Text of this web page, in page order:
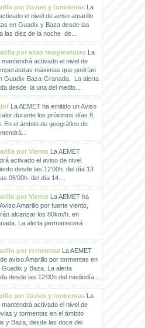
por lluvias y tormentasLa
el nivel de aviso amarillo
en Guadix y Baza desde las
las diez de la noche de...
por altas temperaturasLa
activado el nivel de
máximas que podrían
Guadix-Baza-Granada. La alerta
desde la una del medio...
La AEMET ha emitido un Aviso
durante los próximos días 8,
En el ámbito de geográfico de
por VientoLa AEMET
activado el aviso de nivel
desde las 12'00h. del día 13
06'00h. del día 14....
por VientoLa AEMET ha
Amarillo por fuerte viento,
alcanzar los 80km/h. en
La alerta permanecerá
por tormentasLa AEMET
aviso Amarillo por tormentas en
y Baza. La alerta
desde las 12'00h del mediodía...
por lluvias y tormentasLa
activado el nivel de
y tormentas en el ámbito
y Baza, desde las doce del